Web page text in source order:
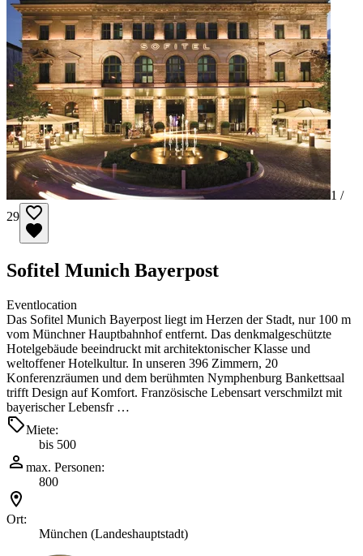
1 /
29
Sofitel Munich Bayerpost
Eventlocation
Das Sofitel Munich Bayerpost liegt im Herzen der Stadt, nur 100 m
vom Münchner Hauptbahnhof entfernt. Das denkmalgeschützte
Hotelgebäude beeindruckt mit architektonischer Klasse und
weltoffener Hotelkultur. In unseren 396 Zimmern, 20
Konferenzräumen und dem berühmten Nymphenburg Bankettsaal
trifft Design auf Komfort. Französische Lebensart verschmilzt mit
bayerischer Lebensfr …
Miete:
bis 500
max. Personen:
800
Ort:
München (Landeshauptstadt)